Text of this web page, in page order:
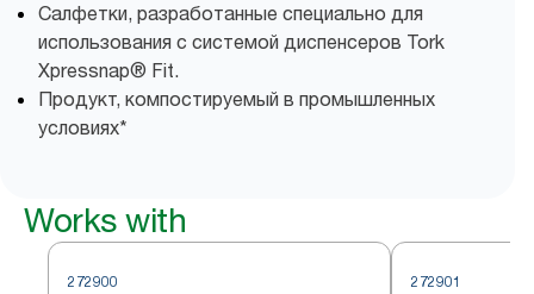
Салфетки, разработанные специально для
использования с системой диспенсеров Tork
Xpressnap® Fit.
Продукт, компостируемый в промышленных
условиях*
Works with
272900 272901